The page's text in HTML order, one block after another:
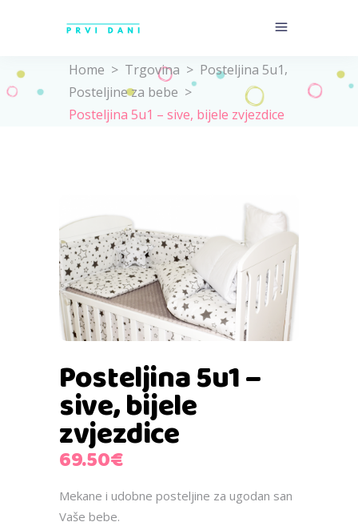
Home > Trgovina > Posteljina 5u1,
Posteljine za bebe >
Posteljina 5u1 – sive, bijele zvjezdice
Posteljina 5u1 –
sive, bijele
zvjezdice
69.50€
Mekane i udobne posteljine za ugodan san
Vaše bebe.